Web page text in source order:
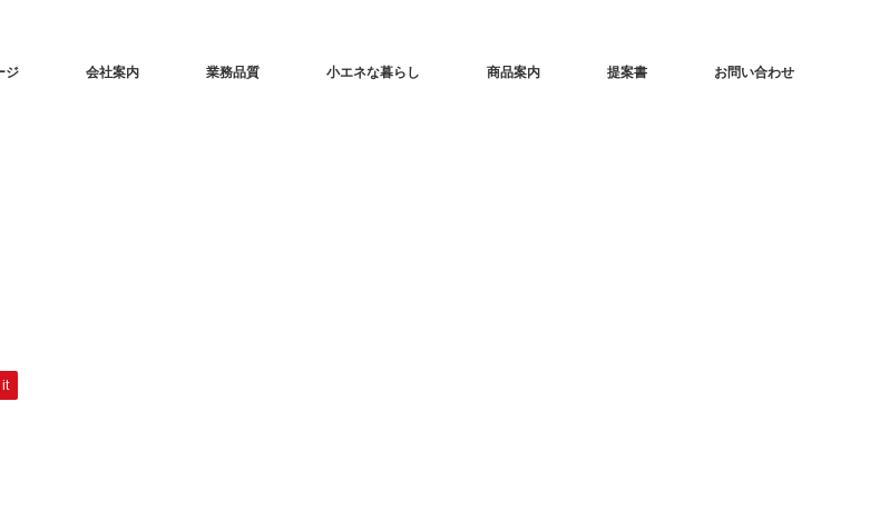
ジ 会社案内 業務品質 小エネな暮らし 商品案内 提案書 お問い合わせ
it